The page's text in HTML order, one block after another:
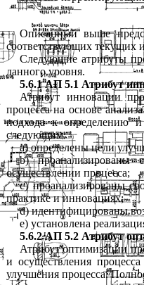
Описанный выше
соответствующих текущих
Следующие атрибуты
данного уровня.
5.6.1АП5.1 Атрибут
Атрибут инновации
процесса на основе анализа
подхода к определению и
следующим:
а)определены цели
b) проанализированы
осуществлении процесса;
c) проанализированы
практике и инновациях;
d) идентифицированы
e) установлена
5.6.2АП5.2 Атрибут
Атрибут оптимизации
и осуществления процесса
улучшения процесса.